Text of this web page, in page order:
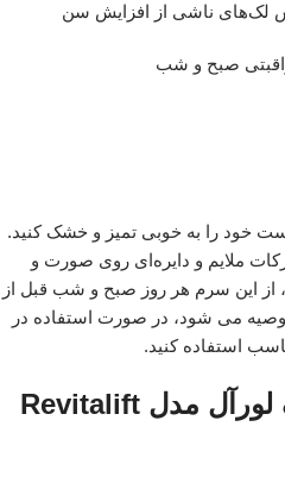
لک‌های ناشی از افزایش سن
صبح و شب
خود را به خوبی تمیز و خشک کنید.
ملایم و دایره‌ای روی صورت و
از این سرم هر روز صبح و شب قبل از
می شود، در صورت استفاده در
استفاده کنید.
خرید سرم ضد چروک لورآل مدل Revitalift